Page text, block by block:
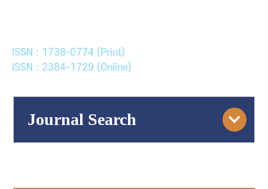
ISSN : 1738-0774 (Print)
ISSN : 2384-1729 (Online)
Journal Search